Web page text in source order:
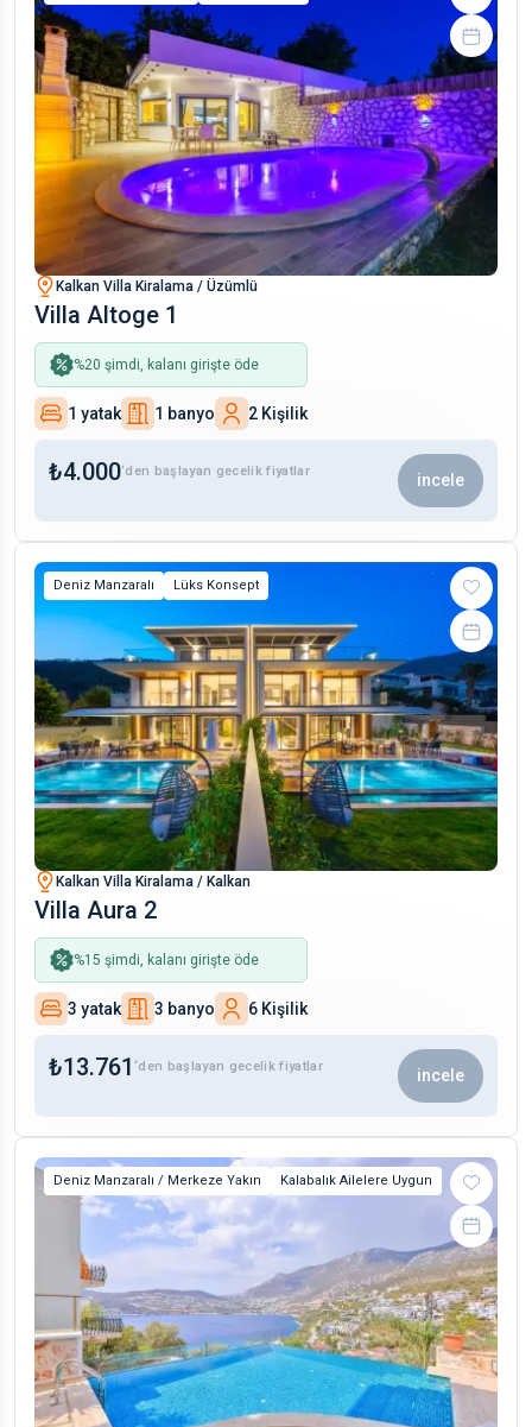
Kalkan Villa Kiralama / Üzümlü
Villa Altoge 1
%20 şimdi, kalanı girişte öde
1 yatak 1 banyo 2 Kişilik
₺4.000‘den başlayan gecelik fiyatlar incele
Deniz Manzaralı Lüks Konsept
Kalkan Villa Kiralama / Kalkan
Villa Aura 2
%15 şimdi, kalanı girişte öde
3 yatak 3 banyo 6 Kişilik
₺13.761 ‘den başlayan gecelik fiyatlar incele
Deniz Manzaralı / Merkeze Yakın Kalabalık Ailelere Uygun